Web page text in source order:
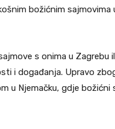
božićnim sajmovima
s onima u Zagrebu
i događanja. Upravo
u Njemačku, gdje